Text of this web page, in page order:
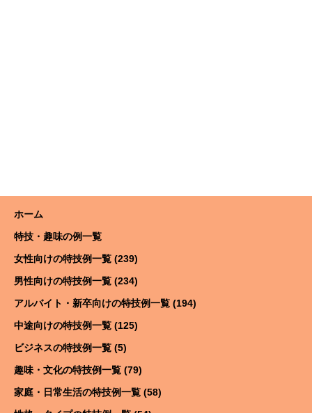
ホーム
特技・趣味の例一覧
女性向けの特技例一覧 (239)
男性向けの特技例一覧 (234)
アルバイト・新卒向けの特技例一覧 (194)
中途向けの特技例一覧 (125)
ビジネスの特技例一覧 (5)
趣味・文化の特技例一覧 (79)
家庭・日常生活の特技例一覧 (58)